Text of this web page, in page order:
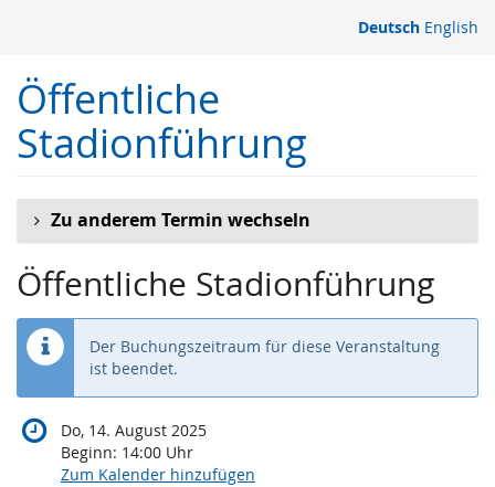
springen
Deutsch English
Öffentliche
Stadionführung
Zu anderem Termin wechseln
Öffentliche Stadionführung
Der Buchungszeitraum für diese Veranstaltung
ist beendet.
Do, 14. August 2025
Beginn: 14:00 Uhr
Zum Kalender hinzufügen